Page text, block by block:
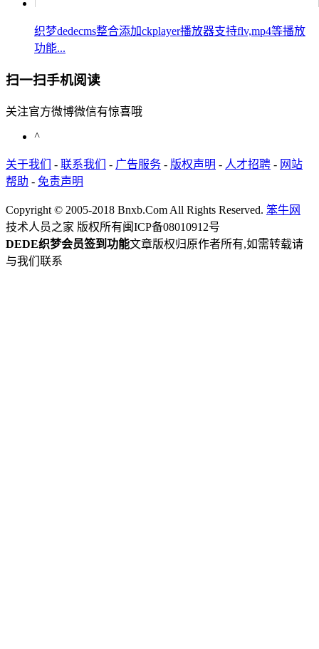
织梦dedecms整合添加ckplayer播放器支持flv,mp4等播放
功能...
扫一扫手机阅读
关注官方微博微信有惊喜哦
^
关于我们 - 联系我们 - 广告服务 - 版权声明 - 人才招聘 - 网站
帮助 - 免责声明
Copyright © 2005-2018 Bnxb.Com All Rights Reserved. 笨牛网
技术人员之家 版权所有闽ICP备08010912号
DEDE织梦会员签到功能文章版权归原作者所有,如需转载请
与我们联系